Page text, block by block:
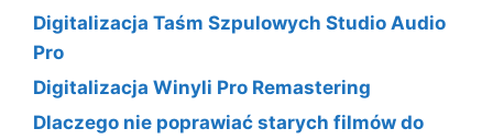
Digitalizacja Taśm Szpulowych Studio Audio
Pro
Digitalizacja Winyli Pro Remastering
Dlaczego nie poprawiać starych filmów do